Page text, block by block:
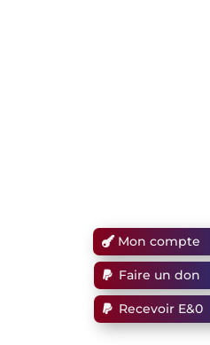
Mon compte
Faire un don
Recevoir E&0